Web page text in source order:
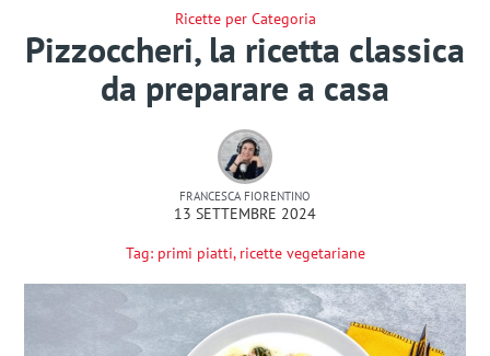
Ricette per Categoria
Pizzoccheri, la ricetta classica
da preparare a casa
FRANCESCA FIORENTINO
13 SETTEMBRE 2024
Tag: primi piatti, ricette vegetariane